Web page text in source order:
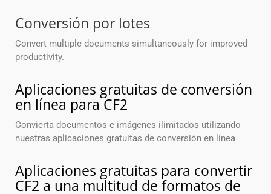
Conversión por lotes
Convert multiple documents simultaneously for improved
productivity.
Aplicaciones gratuitas de conversión
en línea para CF2
Convierta documentos e imágenes ilimitados utilizando
nuestras aplicaciones gratuitas de conversión en línea
Aplicaciones gratuitas para convertir
CF2 a una multitud de formatos de